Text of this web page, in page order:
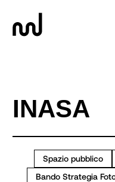
Spazio pubblico
Bando Strategia